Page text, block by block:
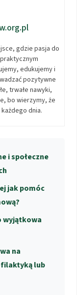
gdzie pasja do
edukujemy i
pozytywne
trwałe nawyki,
bo wierzymy, że
dnia.
i społeczne
jak pomóc
wyjątkowa
na
lub